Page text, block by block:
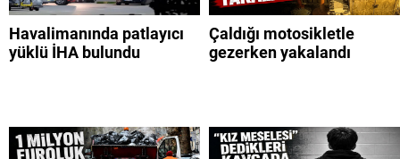
Havalimanında patlayıcı
yüklü İHA bulundu
Çaldığı motosikletle
gezerken yakalandı